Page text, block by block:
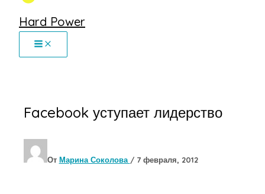
Hard Power
Facebook уступает лидерство
От Марина Соколова / 7 февраля, 2012